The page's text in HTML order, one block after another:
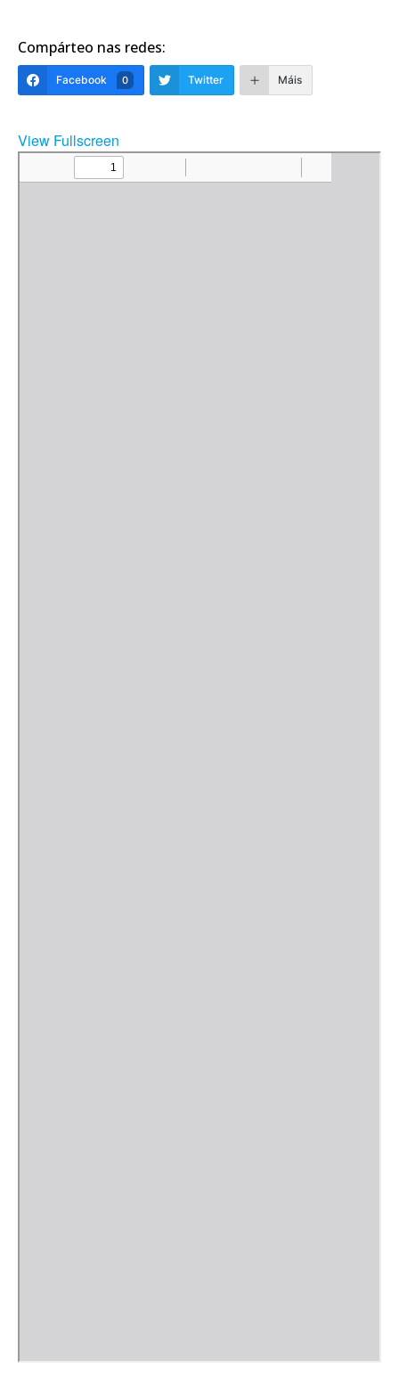
Compárteo nas redes:
Facebook 0 Twitter Máis
View Fullscreen